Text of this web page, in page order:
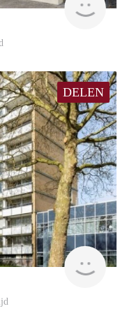
DELEN